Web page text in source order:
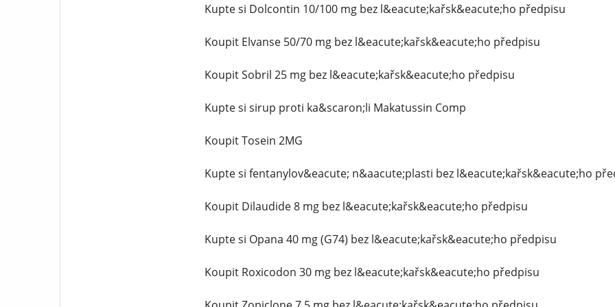
Kupte si Dolcontin 10/100 mg bez l&eacute;kařsk&eacute;ho předpisu
Koupit Elvanse 50/70 mg bez l&eacute;kařsk&eacute;ho předpisu
Koupit Sobril 25 mg bez l&eacute;kařsk&eacute;ho předpisu
Kupte si sirup proti ka&scaron;li Makatussin Comp
Koupit Tosein 2MG
Kupte si fentanylov&eacute; n&aacute;plasti bez l&eacute;kařsk&eacute;ho
Koupit Dilaudide 8 mg bez l&eacute;kařsk&eacute;ho předpisu
Kupte si Opana 40 mg (G74) bez l&eacute;kařsk&eacute;ho předpisu
Koupit Roxicodon 30 mg bez l&eacute;kařsk&eacute;ho předpisu